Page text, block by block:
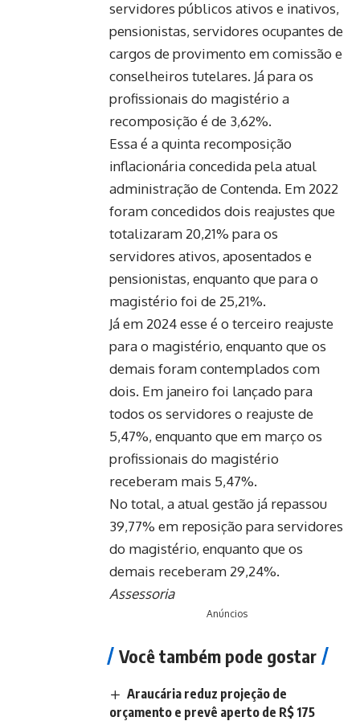
servidores públicos ativos e inativos,
pensionistas, servidores ocupantes de
cargos de provimento em comissão e
conselheiros tutelares. Já para os
profissionais do magistério a
recomposição é de 3,62%.
Essa é a quinta recomposição
inflacionária concedida pela atual
administração de Contenda. Em 2022
foram concedidos dois reajustes que
totalizaram 20,21% para os
servidores ativos, aposentados e
pensionistas, enquanto que para o
magistério foi de 25,21%.
Já em 2024 esse é o terceiro reajuste
para o magistério, enquanto que os
demais foram contemplados com
dois. Em janeiro foi lançado para
todos os servidores o reajuste de
5,47%, enquanto que em março os
profissionais do magistério
receberam mais 5,47%.
No total, a atual gestão já repassou
39,77% em reposição para servidores
do magistério, enquanto que os
demais receberam 29,24%.
Assessoria
Anúncios
Você também pode gostar
Araucária reduz projeção de
orçamento e prevê aperto de R$ 175